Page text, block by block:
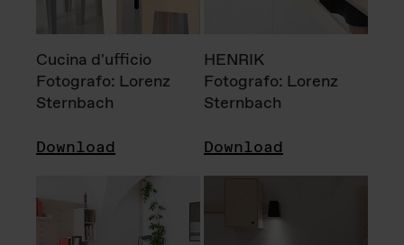
Cucina d'ufficio
Fotografo: Lorenz
Sternbach
Download
HENRIK
Fotografo: Lorenz
Sternbach
Download